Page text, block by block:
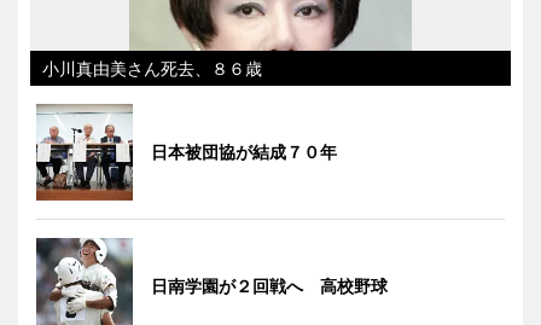
小川真由美さん死去、８６歳
日本被団協が結成７０年
日南学園が２回戦へ 高校野球